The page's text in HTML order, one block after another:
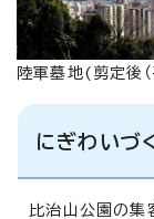
陸軍墓地(剪定後（
にぎわいづ
比治山公園の集